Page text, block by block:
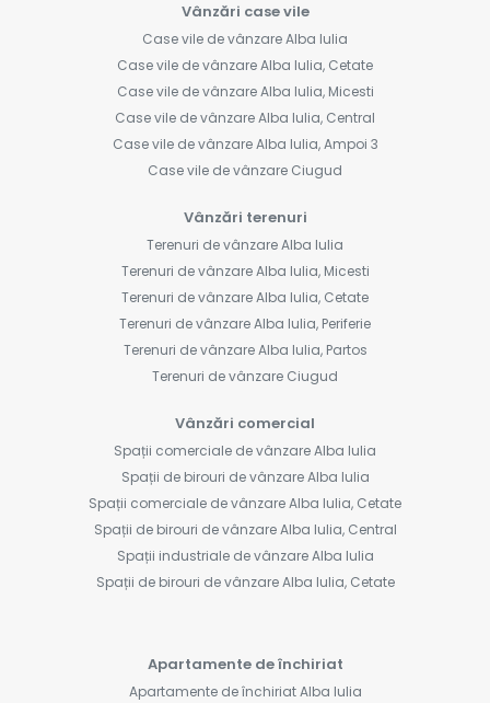
Vânzări case vile
Case vile de vânzare Alba Iulia
Case vile de vânzare Alba Iulia, Cetate
Case vile de vânzare Alba Iulia, Micesti
Case vile de vânzare Alba Iulia, Central
Case vile de vânzare Alba Iulia, Ampoi 3
Case vile de vânzare Ciugud
Vânzări terenuri
Terenuri de vânzare Alba Iulia
Terenuri de vânzare Alba Iulia, Micesti
Terenuri de vânzare Alba Iulia, Cetate
Terenuri de vânzare Alba Iulia, Periferie
Terenuri de vânzare Alba Iulia, Partos
Terenuri de vânzare Ciugud
Vânzări comercial
Spații comerciale de vânzare Alba Iulia
Spații de birouri de vânzare Alba Iulia
Spații comerciale de vânzare Alba Iulia, Cetate
Spații de birouri de vânzare Alba Iulia, Central
Spații industriale de vânzare Alba Iulia
Spații de birouri de vânzare Alba Iulia, Cetate
Apartamente de închiriat
Apartamente de închiriat Alba Iulia